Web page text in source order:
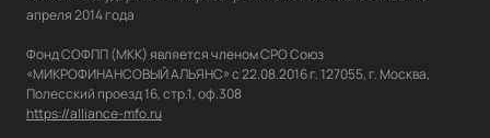
апреля 2014 года
Фонд СОФПП (МКК) является членом СРО Союз
«МИКРОФИНАНСОВЫЙ АЛЬЯНС» с 22.08.2016 г. 127055, г. Москва,
https://alliance-mfo.ru